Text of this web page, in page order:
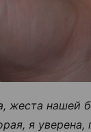
жеста нашей
я